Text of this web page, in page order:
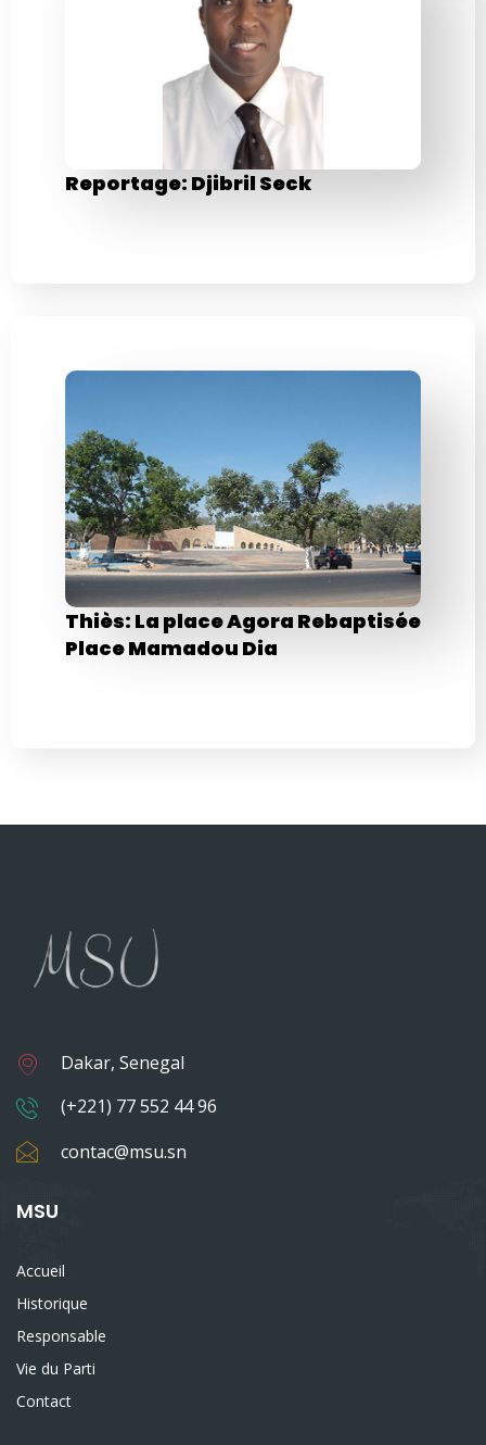
Reportage: Djibril Seck
Thiès: La place Agora Rebaptisée
Place Mamadou Dia
Dakar, Senegal
(+221) 77 552 44 96
contac@msu.sn
MSU
Accueil
Historique
Responsable
Vie du Parti
Contact